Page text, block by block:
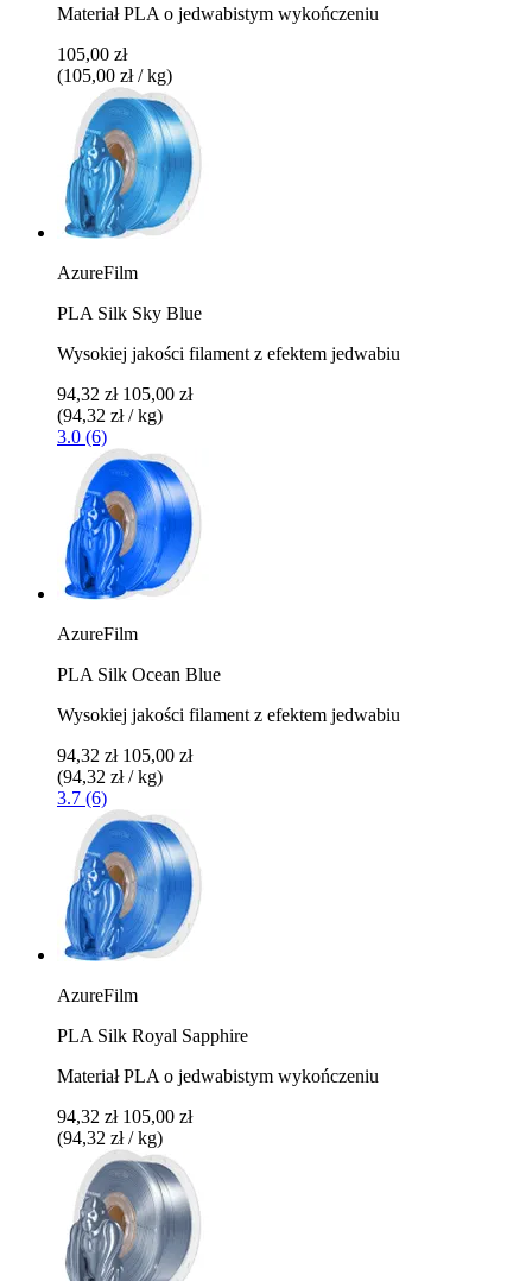
Materiał PLA o jedwabistym wykończeniu
105,00 zł
(105,00 zł / kg)
AzureFilm
PLA Silk Sky Blue
Wysokiej jakości filament z efektem jedwabiu
94,32 zł 105,00 zł
(94,32 zł / kg)
3.0 (6)
AzureFilm
PLA Silk Ocean Blue
Wysokiej jakości filament z efektem jedwabiu
94,32 zł 105,00 zł
(94,32 zł / kg)
3.7 (6)
AzureFilm
PLA Silk Royal Sapphire
Materiał PLA o jedwabistym wykończeniu
94,32 zł 105,00 zł
(94,32 zł / kg)